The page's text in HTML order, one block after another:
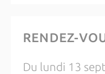
RENDEZ-
Du lundi 13